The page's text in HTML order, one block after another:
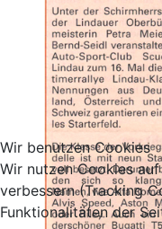
Wir benutzen Cookies
Wir nutzen Cookies
verbessern (Tracking
Funktionalitäten der